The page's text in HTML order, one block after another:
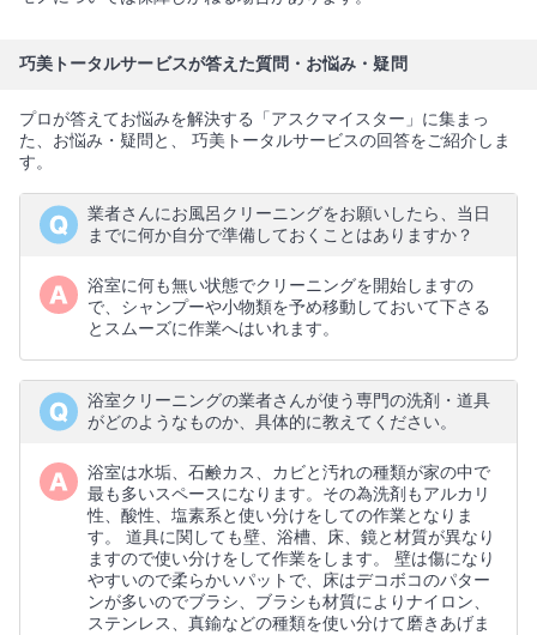
巧美トータルサービスが答えた質問・お悩み・疑問
プロが答えてお悩みを解決する「アスクマイスター」に集まっ
た、お悩み・疑問と、 巧美トータルサービスの回答をご紹介しま
す。
業者さんにお風呂クリーニングをお願いしたら、当日
までに何か自分で準備しておくことはありますか？
浴室に何も無い状態でクリーニングを開始しますの
で、シャンプーや小物類を予め移動しておいて下さる
とスムーズに作業へはいれます。
浴室クリーニングの業者さんが使う専門の洗剤・道具
がどのようなものか、具体的に教えてください。
浴室は水垢、石鹸カス、カビと汚れの種類が家の中で
最も多いスペースになります。その為洗剤もアルカリ
性、酸性、塩素系と使い分けをしての作業となりま
す。 道具に関しても壁、浴槽、床、鏡と材質が異なり
ますので使い分けをして作業をします。 壁は傷になり
やすいので柔らかいパットで、床はデコボコのパター
ンが多いのでブラシ、ブラシも材質によりナイロン、
ステンレス、真鍮などの種類を使い分けて磨きあげま